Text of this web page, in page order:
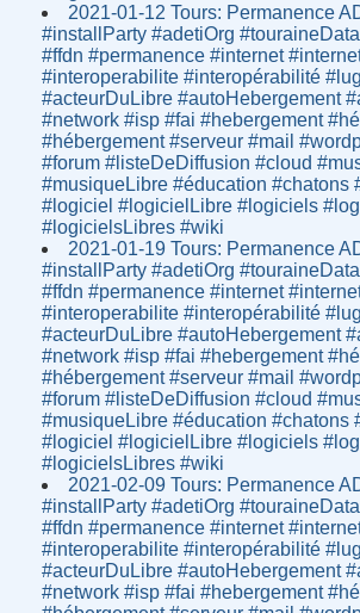
2021-01-12 Tours: Permanence
#installParty #adetiOrg
#ffdn #permanence #internet
#interoperabilite #interopérabilité
#acteurDuLibre #autoHebergement
#network #isp #fai #hebergement
#hébergement #serveur #mail
#forum #listeDeDiffusion #cloud
#musiqueLibre #éducation #chatons
#logiciel #logicielLibre #logiciels
#logicielsLibres #wiki
2021-01-19 Tours: Permanence
#installParty #adetiOrg
#ffdn #permanence #internet
#interoperabilite #interopérabilité
#acteurDuLibre #autoHebergement
#network #isp #fai #hebergement
#hébergement #serveur #mail
#forum #listeDeDiffusion #cloud
#musiqueLibre #éducation #chatons
#logiciel #logicielLibre #logiciels
#logicielsLibres #wiki
2021-02-09 Tours: Permanence
#installParty #adetiOrg
#ffdn #permanence #internet
#interoperabilite #interopérabilité
#acteurDuLibre #autoHebergement
#network #isp #fai #hebergement